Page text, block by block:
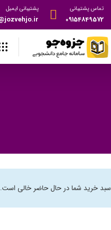
تماس پشتیبانی
09154849572
پشتیبانی ایمیل
سبد خرید شما در حال حاضر خالی است.